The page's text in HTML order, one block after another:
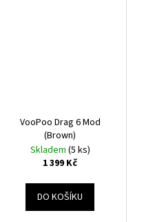
VooPoo Drag 6 Mod
(Brown)
Skladem (5 ks)
1 399 Kč
DO KOŠÍKU